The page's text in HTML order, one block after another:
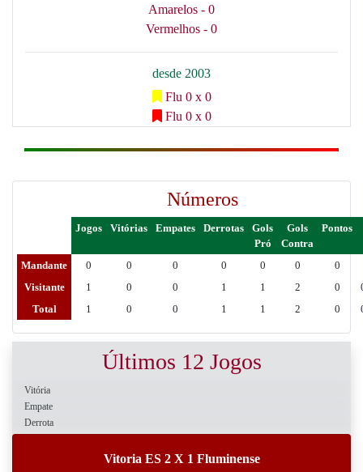
Amarelos - 0
Vermelhos - 0
desde 2003
Flu 0 x 0
Flu 0 x 0
Números
Jogos Vitórias Empates Derrotas
Gols
Pró
Gols
Contra
Pontos
Mandante 0 0 0 0 0 0
0
Visitante
1 0 0 1 1 2 0
Total
1 0 0 1 1 2 0
Últimos 12 Jogos
Vitória
Empate
Derrota
Vitoria ES 2 X 1 Fluminense